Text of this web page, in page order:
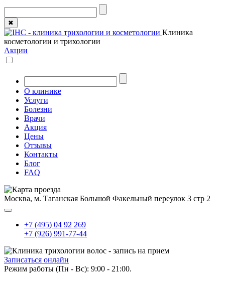
✖
Клиника
косметологии и трихологии
Акции
О клинике
Услуги
Болезни
Врачи
Акция
Цены
Отзывы
Контакты
Блог
FAQ
Москва, м. Таганская Большой Факельный переулок 3 стр 2
+7 (495) 04 92 269
+7 (926) 991-77-44
Записаться онлайн
Режим работы (Пн - Вс): 9:00 - 21:00.